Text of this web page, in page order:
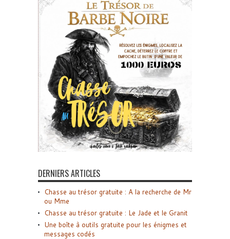
DERNIERS ARTICLES
Chasse au trésor gratuite : A la recherche de Mr
ou Mme
Chasse au trésor gratuite : Le Jade et le Granit
Une boîte à outils gratuite pour les énigmes et
messages codés